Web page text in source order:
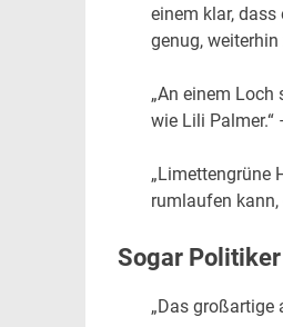
einem klar,
genug,
„An einem
wie Lili Palmer.“
„Limettengrüne
rumlaufen
Sogar
„Das großartige